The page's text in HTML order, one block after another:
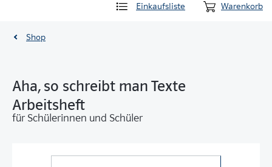
Einkaufsliste Warenkorb
Shop
Aha, so schreibt man Texte
Arbeitsheft
für Schülerinnen und Schüler